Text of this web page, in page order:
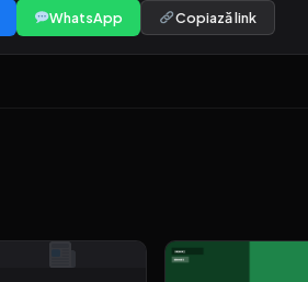
WhatsApp Copiază link